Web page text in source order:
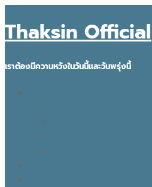
Thaksin Official
เราต้องมีความหวังในวันนี้และวันพรุ่งนี้